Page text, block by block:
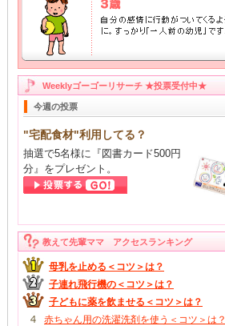
Weeklyゴーゴーリサーチ ★投票受付中★
今週の投票
"宅配食材"利用してる？
抽選で5名様に『図書カード500円
分』をプレゼント。
教えて先輩ママ アクセスランキング
母乳を止める＜コツ＞は？
子連れ飛行機の＜コツ＞は？
子どもに薬を飲ませる＜コツ＞は？
赤ちゃん用の洗濯洗剤を使う＜コツ＞は？